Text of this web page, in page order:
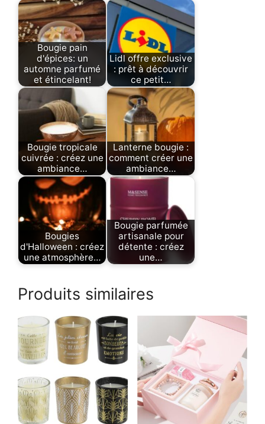
Bougie pain
d'épices: un
automne parfumé
et étincelant!
Lidl offre exclusive
: prêt à découvrir
ce petit…
Bougie tropicale
cuivrée : créez une
ambiance…
Lanterne bougie :
comment créer une
ambiance…
Bougies
d'Halloween : créez
une atmosphère…
Bougie parfumée
artisanale pour
détente : créez
une…
Produits similaires